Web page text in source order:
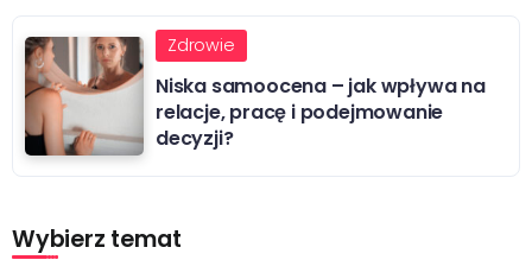
Zdrowie
Niska samoocena – jak wpływa na
relacje, pracę i podejmowanie
decyzji?
Wybierz temat